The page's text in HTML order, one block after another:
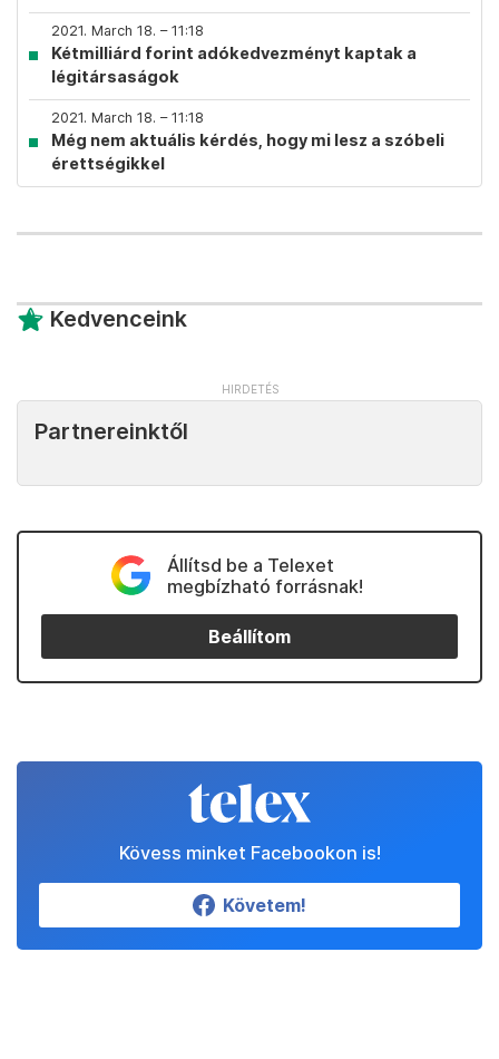
2021. March 18. – 11:18
Kétmilliárd forint adókedvezményt kaptak a
légitársaságok
2021. March 18. – 11:18
Még nem aktuális kérdés, hogy mi lesz a szóbeli
érettségikkel
Kedvenceink
Partnereinktől
Állítsd be a Telexet
megbízható forrásnak!
Beállítom
Kövess minket Facebookon is!
Követem!